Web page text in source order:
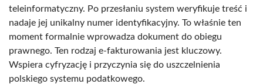
teleinformatyczny. Po przesłaniu system weryfikuje treść i
nadaje jej unikalny numer identyfikacyjny. To właśnie ten
moment formalnie wprowadza dokument do obiegu
prawnego. Ten rodzaj e-fakturowania jest kluczowy.
Wspiera cyfryzację i przyczynia się do uszczelnienia
polskiego systemu podatkowego.